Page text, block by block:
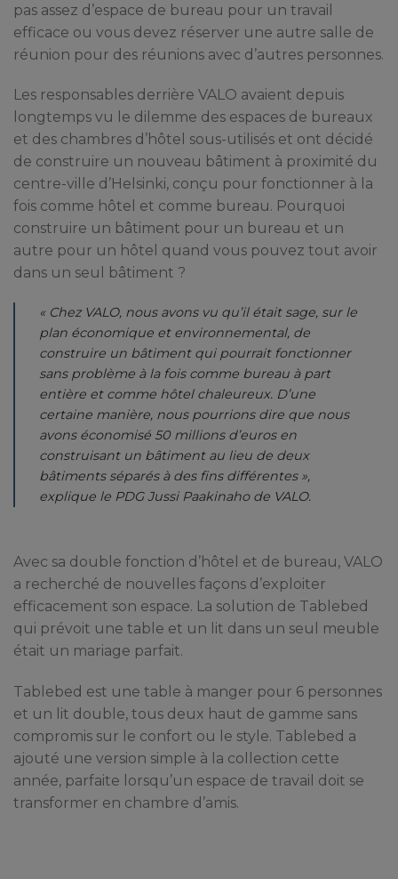
pas assez d’espace de bureau pour un travail
efficace ou vous devez réserver une autre salle de
réunion pour des réunions avec d’autres personnes.
Les responsables derrière VALO avaient depuis
longtemps vu le dilemme des espaces de bureaux
et des chambres d’hôtel sous-utilisés et ont décidé
de construire un nouveau bâtiment à proximité du
centre-ville d’Helsinki, conçu pour fonctionner à la
fois comme hôtel et comme bureau. Pourquoi
construire un bâtiment pour un bureau et un
autre pour un hôtel quand vous pouvez tout avoir
dans un seul bâtiment ?
« Chez VALO, nous avons vu qu’il était sage, sur le
plan économique et environnemental, de
construire un bâtiment qui pourrait fonctionner
sans problème à la fois comme bureau à part
entière et comme hôtel chaleureux. D’une
certaine manière, nous pourrions dire que nous
avons économisé 50 millions d’euros en
construisant un bâtiment au lieu de deux
bâtiments séparés à des fins différentes »,
explique le PDG Jussi Paakinaho de VALO.
Avec sa double fonction d’hôtel et de bureau, VALO
a recherché de nouvelles façons d’exploiter
efficacement son espace. La solution de Tablebed
qui prévoit une table et un lit dans un seul meuble
était un mariage parfait.
Tablebed est une table à manger pour 6 personnes
et un lit double, tous deux haut de gamme sans
compromis sur le confort ou le style. Tablebed a
ajouté une version simple à la collection cette
année, parfaite lorsqu’un espace de travail doit se
transformer en chambre d’amis.